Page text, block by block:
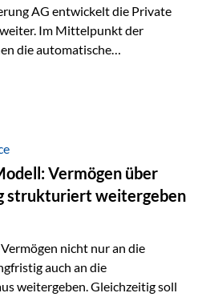
AG entwickelt die Private
Im Mittelpunkt der
die automatische
sowie eine
deutlich effizienter
elektronisch übermittelt,
die weitere Bearbeitung
auch juristische Personen,
Stiftungen, als
werden. Damit erweitert
der Private Wealth
Vermögen über
strukturiert weitergeben
nicht nur an die
auch an die
weitergeben. Gleichzeitig soll